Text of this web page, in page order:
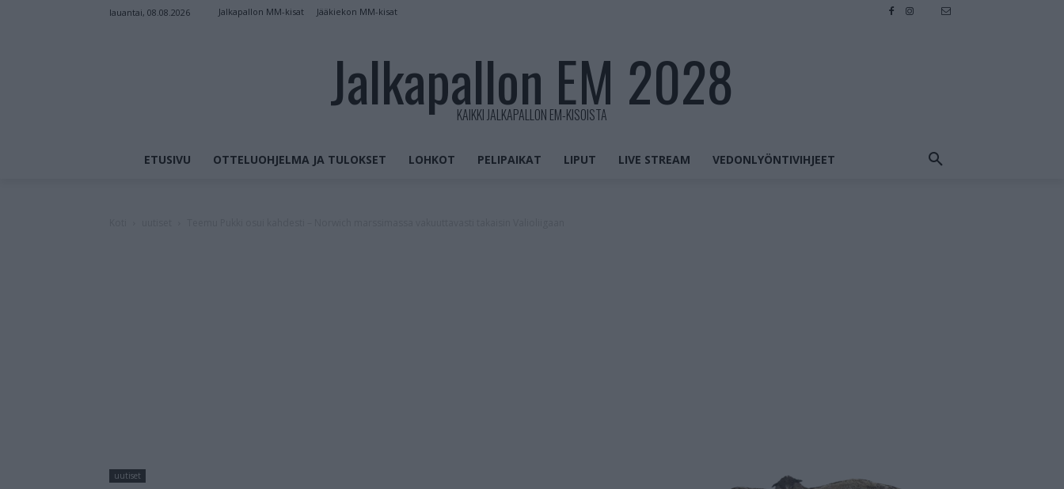
lauantai, 08.08.2026 Jalkapallon MM-kisat Jääkiekon MM-kisat
Jalkapallon EM 2028
KAIKKI JALKAPALLON EM-KISOISTA
ETUSIVU OTTELUOHJELMA JA TULOKSET LOHKOT PELIPAIKAT LIPUT LIVE STREAM VEDONLYÖNTIVIHJEET
uutiset